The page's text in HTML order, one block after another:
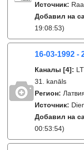
Источник:
Добавил на
19:08:53)
16-03-1992 -
Каналы [4]:
31. kanāls
Регион:
Источник:
Добавил на
00:53:54)